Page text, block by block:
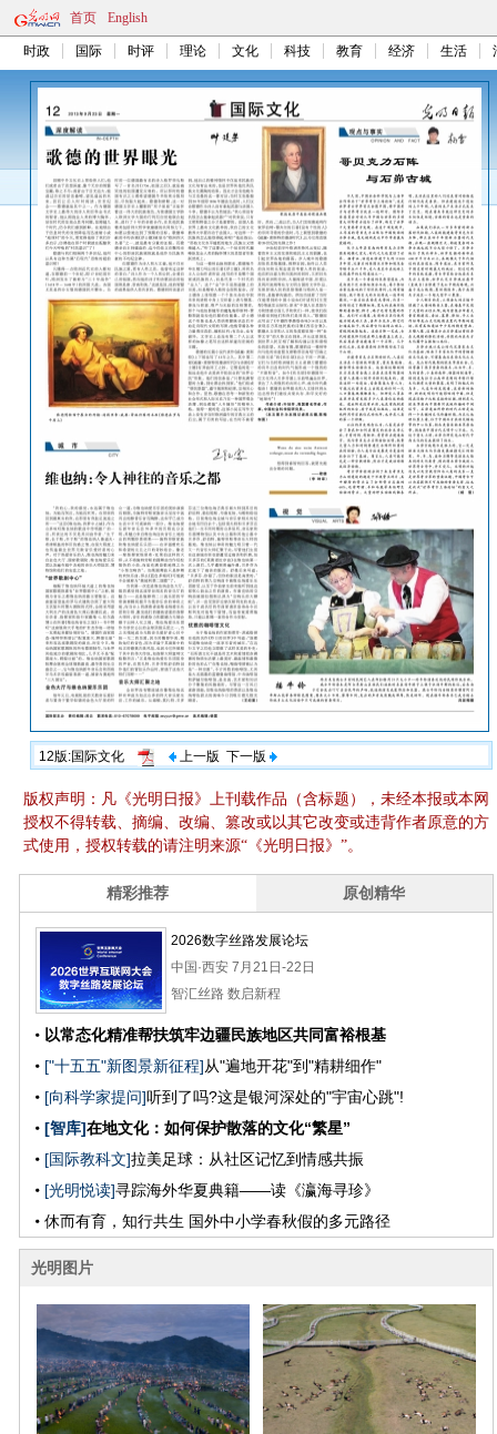
首页 English
时政 国际 时评 理论 文化 科技 教育 经济 生活
12版:国际文化 上一版 下一版
版权声明：凡《光明日报》上刊载作品（含标题），未经本报或本网
授权不得转载、摘编、改编、篡改或以其它改变或违背作者原意的方
式使用，授权转载的请注明来源“《光明日报》”。